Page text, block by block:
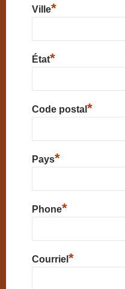
Ville*
État*
Code postal *
Pays*
Phone*
Courriel *